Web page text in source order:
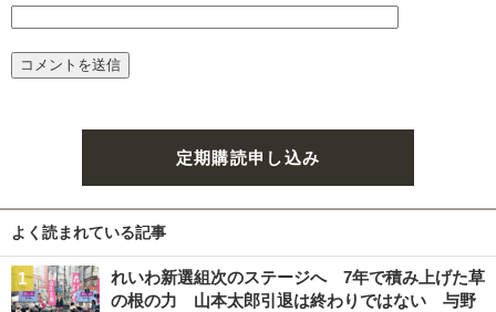
定期購読申し込み
よく読まれている記事
れいわ新選組次のステージへ 7年で積み上げた草
の根の力 山本太郎引退は終わりではない 与野